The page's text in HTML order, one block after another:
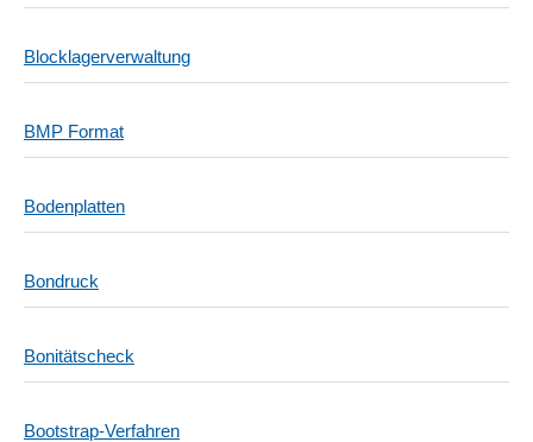
Blocklagerverwaltung
BMP Format
Bodenplatten
Bondruck
Bonitätscheck
Bootstrap-Verfahren